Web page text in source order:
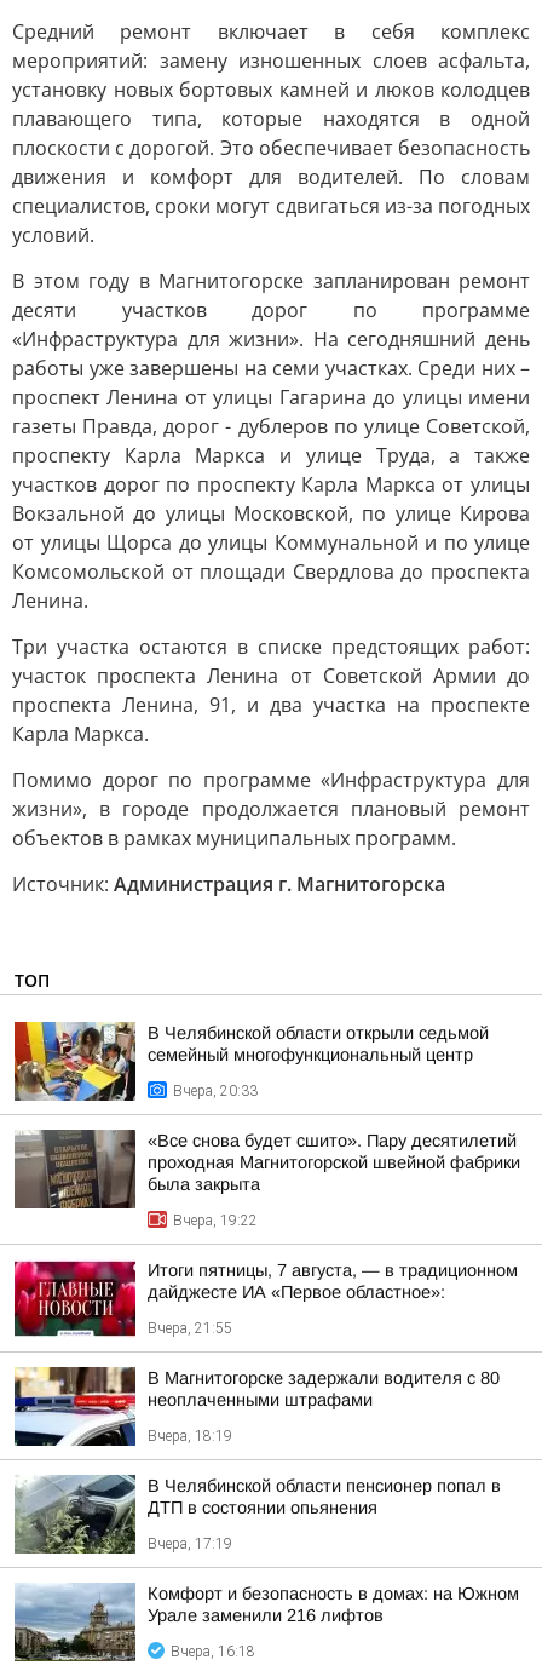
Средний ремонт включает в себя комплекс
мероприятий: замену изношенных слоев асфальта,
установку новых бортовых камней и люков колодцев
плавающего типа, которые находятся в одной
плоскости с дорогой. Это обеспечивает безопасность
движения и комфорт для водителей. По словам
специалистов, сроки могут сдвигаться из-за погодных
условий.
В этом году в Магнитогорске запланирован ремонт
десяти участков дорог по программе
«Инфраструктура для жизни». На сегодняшний день
работы уже завершены на семи участках. Среди них –
проспект Ленина от улицы Гагарина до улицы имени
газеты Правда, дорог - дублеров по улице Советской,
проспекту Карла Маркса и улице Труда, а также
участков дорог по проспекту Карла Маркса от улицы
Вокзальной до улицы Московской, по улице Кирова
от улицы Щорса до улицы Коммунальной и по улице
Комсомольской от площади Свердлова до проспекта
Ленина.
Три участка остаются в списке предстоящих работ:
участок проспекта Ленина от Советской Армии до
проспекта Ленина, 91, и два участка на проспекте
Карла Маркса.
Помимо дорог по программе «Инфраструктура для
жизни», в городе продолжается плановый ремонт
объектов в рамках муниципальных программ.
Источник: Администрация г. Магнитогорска
ТОП
В Челябинской области открыли седьмой
семейный многофункциональный центр
Вчера, 20:33
«Все снова будет сшито». Пару десятилетий
проходная Магнитогорской швейной фабрики
была закрыта
Вчера, 19:22
Итоги пятницы, 7 августа, — в традиционном
дайджесте ИА «Первое областное»:
Вчера, 21:55
В Магнитогорске задержали водителя с 80
неоплаченными штрафами
Вчера, 18:19
В Челябинской области пенсионер попал в
ДТП в состоянии опьянения
Вчера, 17:19
Комфорт и безопасность в домах: на Южном
Урале заменили 216 лифтов
Вчера, 16:18